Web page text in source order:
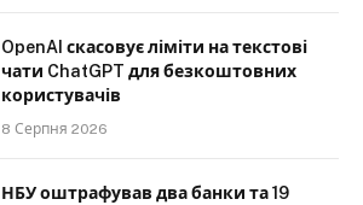
OpenAI скасовує ліміти на текстові
чати ChatGPT для безкоштовних
користувачів
8 Серпня 2026
НБУ оштрафував два банки та 19